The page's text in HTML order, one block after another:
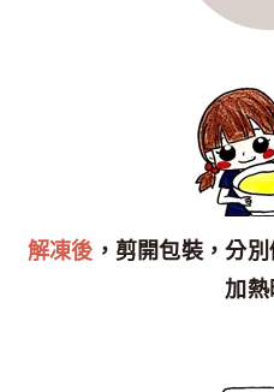
解凍後 ，剪開包裝，分
加熱